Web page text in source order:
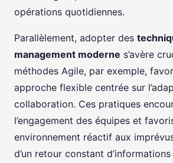
opérations quotidiennes.
Parallèlement, adopter des
management moderne s’avère
méthodes Agile, par exemple,
approche flexible centrée sur
collaboration. Ces pratiques
l’engagement des équipes et
environnement réactif aux
d’un retour constant d’informations